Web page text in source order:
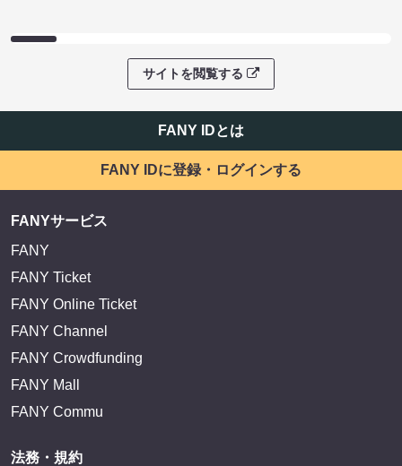
サイトを閲覧する
FANY IDとは
FANY IDに登録・ログインする
FANYサービス
FANY
FANY Ticket
FANY Online Ticket
FANY Channel
FANY Crowdfunding
FANY Mall
FANY Commu
法務・規約